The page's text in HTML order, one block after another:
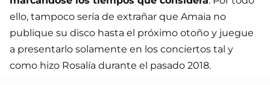
ello, tampoco sería de extrañar que Amaia no
publique su disco hasta el próximo otoño y juegue
a presentarlo solamente en los conciertos tal y
como hizo Rosalía durante el pasado 2018.